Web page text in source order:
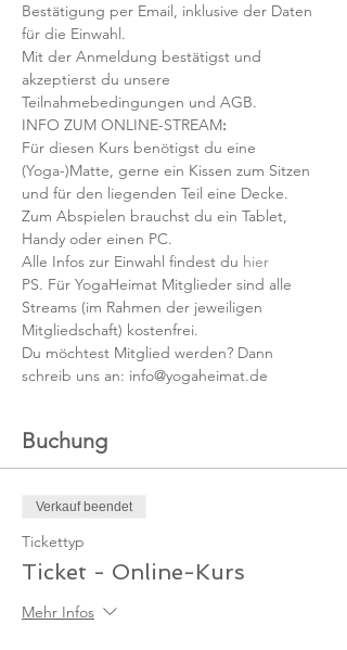
Bestätigung per Email, inklusive der Daten
für die Einwahl.
Mit der Anmeldung bestätigst und
akzeptierst du unsere
Teilnahmebedingungen und AGB.
INFO ZUM ONLINE-STREAM:
Für diesen Kurs benötigst du eine
(Yoga-)Matte, gerne ein Kissen zum Sitzen
und für den liegenden Teil eine Decke.
Zum Abspielen brauchst du ein Tablet,
Handy oder einen PC.
Alle Infos zur Einwahl findest du hier
PS. Für YogaHeimat Mitglieder sind alle
Streams (im Rahmen der jeweiligen
Mitgliedschaft) kostenfrei.
Du möchtest Mitglied werden? Dann
schreib uns an: info@yogaheimat.de
Buchung
Verkauf beendet
Tickettyp
Ticket - Online-Kurs
Mehr Infos